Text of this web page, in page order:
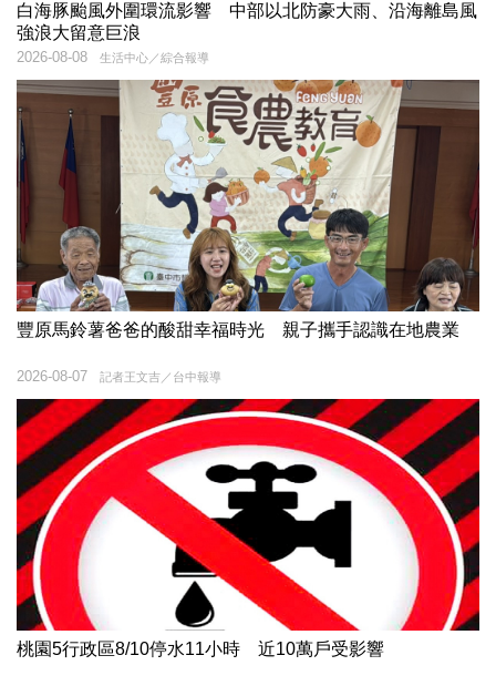
白海豚颱風外圍環流影響 中部以北防豪大雨、沿海離島風
強浪大留意巨浪
生活中心／綜合報導
2026-08-08
豐原馬鈴薯爸爸的酸甜幸福時光 親子攜手認識在地農業
記者王文吉／台中報導
2026-08-07
桃園5行政區8/10停水11小時 近10萬戶受影響